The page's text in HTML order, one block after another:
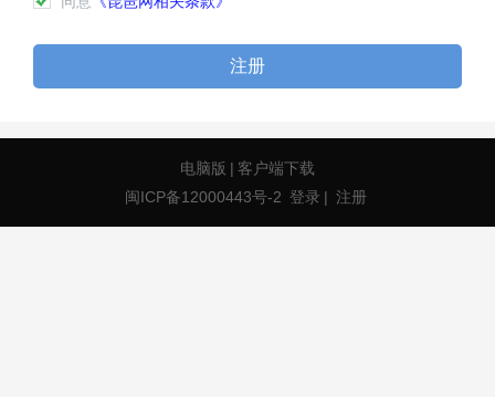
注册
电脑版 | 客户端下载
闽ICP备12000443号-2 登录 | 注册